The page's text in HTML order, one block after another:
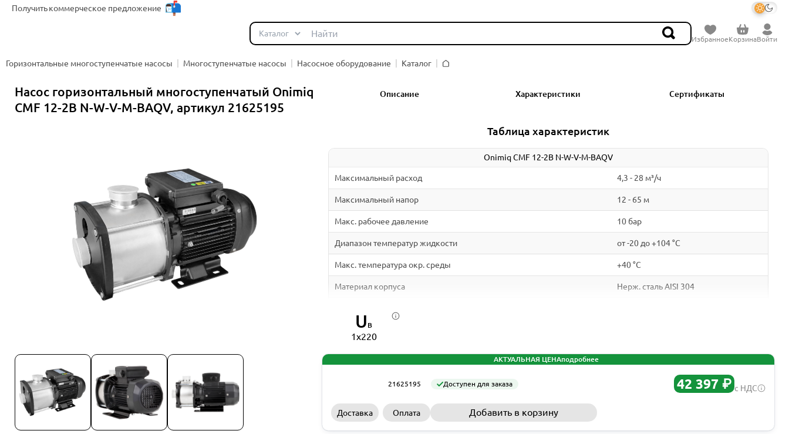
Получитькоммерческое предложение
ИзбранноеКорзинаВойти
Горизонтальные многоступенчатые насосы Многоступенчатые насосы Насосное оборудование
Каталог
Насос горизонтальный многоступенчатый Onimiq
CMF 12-2B N-W-V-M-BAQV, артикул 21625195
Описание Характеристики Сертификаты
Таблица характеристик
Onimiq CMF 12-2B N-W-V-M-BAQV
Максимальный расход 4,3 - 28 м³/ч
Максимальный напор 12 - 65 м
Макс. рабочее давление 10 бар
Диапазон температур жидкости от -20 до +104 °C
Макс. температура окр. среды +40 °C
Материал корпуса Нерж. сталь AISI 304
Размер напорного патрубка
Частота питающей сети
U В
1x220
АКТУАЛЬНАЯ ЦЕНАподробнее
21625195 Доступен для заказа 42 397 ₽ с НДС
Доставка Оплата Добавить в корзину